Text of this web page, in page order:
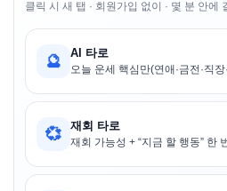
클릭 시 새 탭 · 회원가입 없이 · 몇 분 안에
🔮 AI 타로
오늘 운세 핵심만(연애·금전·직장
💞 재회 타로
재회 가능성 + “지금 할 행동” 한